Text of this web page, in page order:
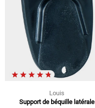
Louis
Support de béquille latérale